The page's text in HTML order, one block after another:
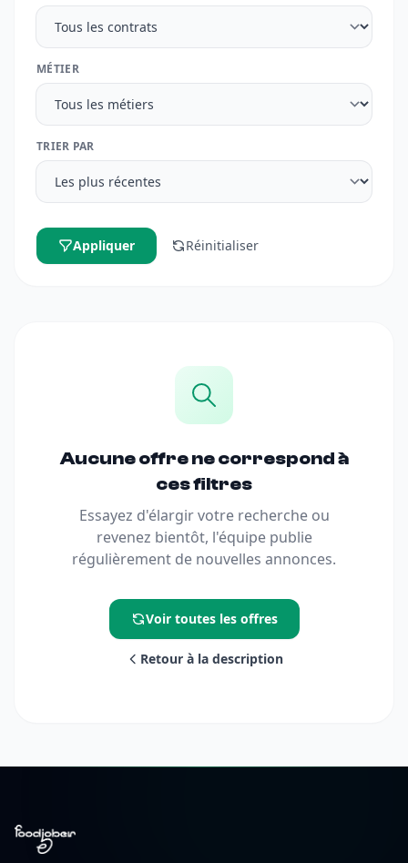
MÉTIER
TRIER PAR
Appliquer Réinitialiser
Aucune offre ne correspond à
ces filtres
Essayez d'élargir votre recherche ou
revenez bientôt, l'équipe publie
régulièrement de nouvelles annonces.
Voir toutes les offres
Retour à la description